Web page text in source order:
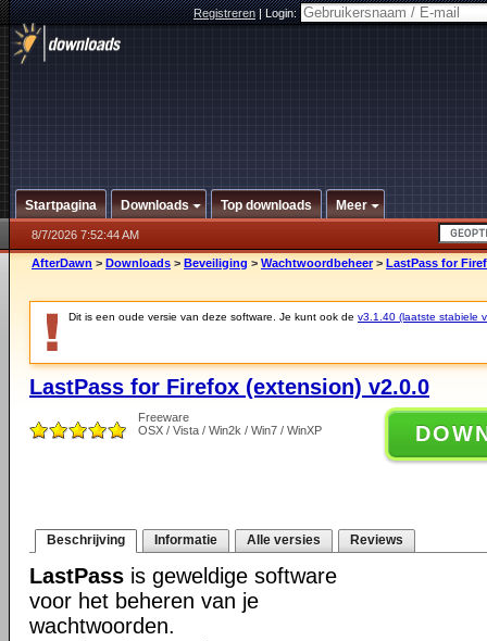
Registreren|Login:
Startpagina Downloads Top downloads Meer
8/7/2026 7:52:44 AM
AfterDawn > Downloads > Beveiliging > Wachtwoordbeheer > LastPass for
Dit is een oude versie van deze software. Je kunt ook de v3.1.40 (laatste stabiele
LastPass for Firefox (extension) v2.0.0
Freeware
OSX / Vista / Win2k / Win7 / WinXP
Beschrijving Informatie Alle versies Reviews
LastPass is geweldige software
voor het beheren van je
wachtwoorden.